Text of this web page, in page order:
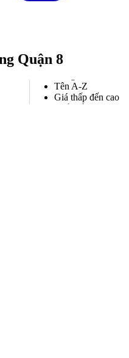
Quận 8Hàng mới về
Tên A-Z
Giá thấp đến cao